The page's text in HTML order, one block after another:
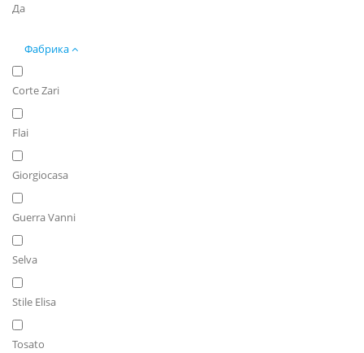
Да
Фабрика
Corte Zari
Flai
Giorgiocasa
Guerra Vanni
Selva
Stile Elisa
Tosato